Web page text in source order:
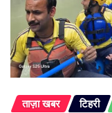
ताज़ा खबर टिहरी